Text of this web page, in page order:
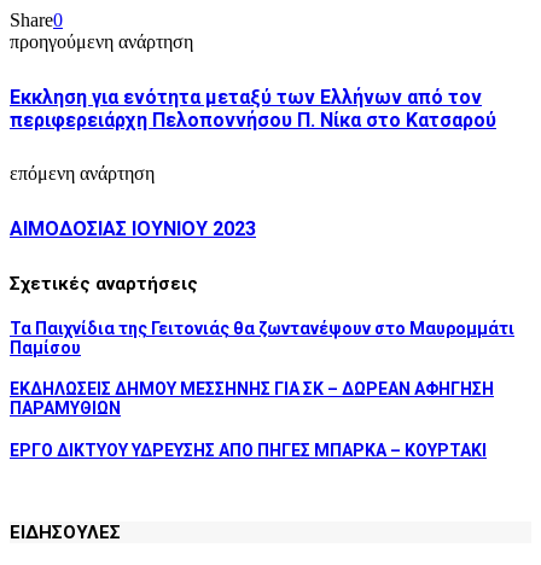
Share0
προηγούμενη ανάρτηση
Εκκληση για ενότητα μεταξύ των Ελλήνων από τον
περιφερειάρχη Πελοποννήσου Π. Νίκα στο Κατσαρού
επόμενη ανάρτηση
ΑΙΜΟΔΟΣΙΑΣ ΙΟΥΝΙΟΥ 2023
Σχετικές αναρτήσεις
Τα Παιχνίδια της Γειτονιάς θα ζωντανέψουν στο Μαυρομμάτι
Παμίσου
ΕΚΔΗΛΩΣΕΙΣ ΔΗΜΟΥ ΜΕΣΣΗΝΗΣ ΓΙΑ ΣΚ – ΔΩΡΕΑΝ ΑΦΗΓΗΣΗ
ΠΑΡΑΜΥΘΙΩΝ
ΕΡΓΟ ΔΙΚΤΥΟΥ ΥΔΡΕΥΣΗΣ ΑΠΟ ΠΗΓΕΣ ΜΠΑΡΚΑ – ΚΟΥΡΤΑΚΙ
ΕΙΔΗΣΟΥΛΕΣ